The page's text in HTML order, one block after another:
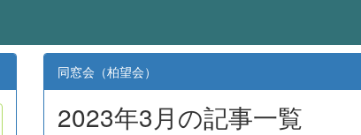
同窓会（柏望会）
2023年3月の記事一覧